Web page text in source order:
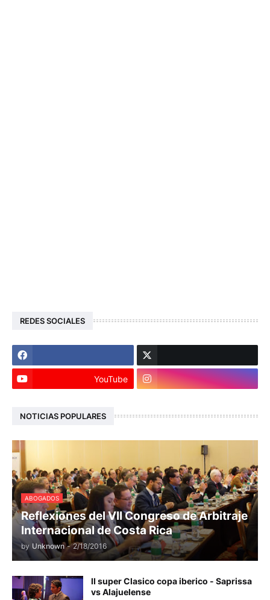
REDES SOCIALES
YouTube
NOTICIAS POPULARES
ABOGADOS
Reflexiones del VII Congreso de Arbitraje
Internacional de Costa Rica
by Unknown - 2/18/2016
II super Clasico copa iberico - Saprissa
vs Alajuelense